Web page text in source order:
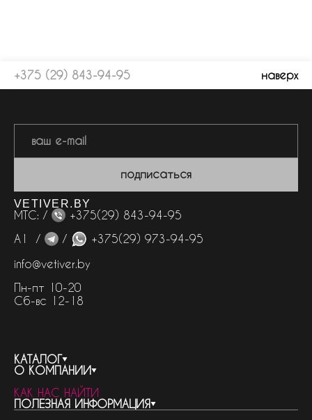
+375 (29) 843-94-95 наверх
подписаться
VETIVER.BY
МТС: /
+375(29) 843-94-95
А1 /
/
+375(29) 973-94-95
info@vetiver.by
Пн-пт 10-20
Сб-вс 12-18
КАТАЛОГ
весь каталог
бренды
женская парфюмерия
О КОМПАНИИ
контакты
о компании
КАК НАС НАЙТИ
ПОЛЕЗНАЯ ИНФОРМАЦИЯ